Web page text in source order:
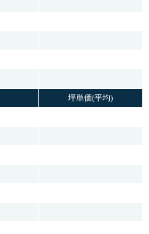
坪単価(平均)